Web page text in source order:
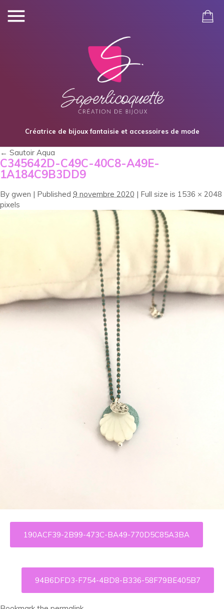
Créatrice de bijoux fantaisie et accessoires de mode
← Sautoir Aqua
C345642D-C49C-40C8-A49E-
1A184C9B3DD9
By gwen | Published 9 novembre 2020 | Full size is 1536 × 2048
pixels
190ACF39-2B99-473C-BA49-770D5C85A3BA
94B6DFD3-F754-4BD8-B336-58F79BE405B7